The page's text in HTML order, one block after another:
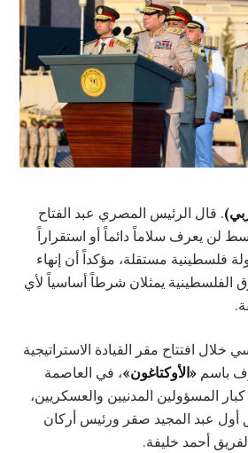
. قال الرئيس المصري عبد الفتاح
لن يعرف سلاماً دائماً أو استقراراً
فلسطينية مستقلة، مؤكداً أن إنهاء
الفلسطينية يمثلان شرطاً أساسياً لأي
افتتاح مقر القيادة الاستراتيجية
باسم «الأوكتاغون»، في العاصمة
كبار المسؤولين المدنيين والعسكريين،
أول عبد المجيد صقر ورئيس أركان
أحمد خليفة.